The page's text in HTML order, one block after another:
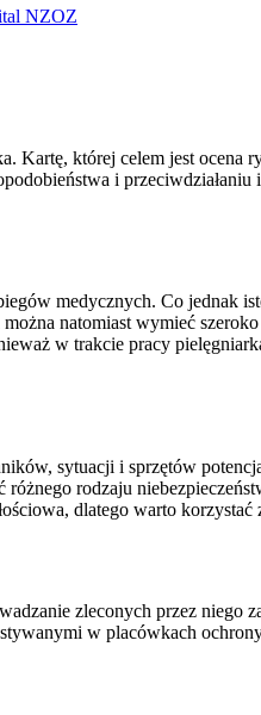
NZOZ
Kartę, której celem jest ocena
i
medycznych. Co jednak
natomiast wymieć
w trakcie pracy
sytuacji i sprzętów
rodzaju
dlatego warto korzystać
zleconych przez niego
w placówkach